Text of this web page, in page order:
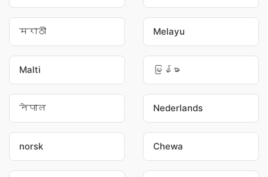
मराठी Melayu
Malti မြန်မာ
नेपाल Nederlands
norsk Chewa